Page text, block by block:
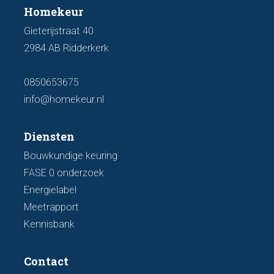
Homekeur
Gieterijstraat 40
2984 AB Ridderkerk
0850653675
info@homekeur.nl
Diensten
Bouwkundige keuring
FASE 0 onderzoek
Energielabel
Meetrapport
Kennisbank
Contact